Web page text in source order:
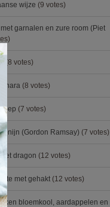
wijze (9 votes)
garnalen en zure room (Piet
(8 votes)
(8 votes)
(7 votes)
(Gordon Ramsay) (7 votes)
dragon (12 votes)
met gehakt (12 votes)
bloemkool, aardappelen en